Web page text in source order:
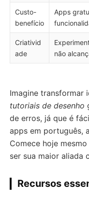
Custo-
benefício
Apps
Criativid
ade
não
Imagine transformar
tutoriais de desenho
de erros, já que é
apps em português,
Comece hoje
ser sua maior aliada
Recursos